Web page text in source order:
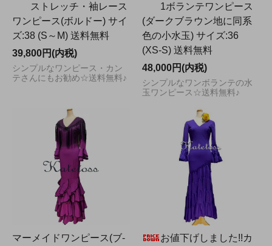
ストレッチ・袖レース
ワンピース(ボルドー) サイ
ズ:38 (S～M) 送料無料
39,800円(内税)
シンプルなワンピース・カン
テさんにもお勧め☆送料無料♪
1ボランテワンピース
(ダークブラウン地に同系
色の小水玉) サイズ:36
(XS-S) 送料無料
48,000円(内税)
シンプルなワンボランテの水
玉ワンピース☆送料無料♪
マーメイドワンピース(ブ-
お値下げしました!!カ